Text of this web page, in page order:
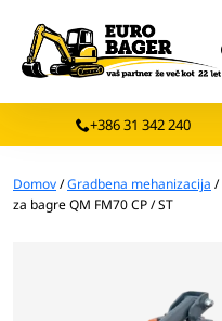
+386 31 342 240
Domov/Gradbena mehanizacija /
za bagre QM FM70 CP / ST